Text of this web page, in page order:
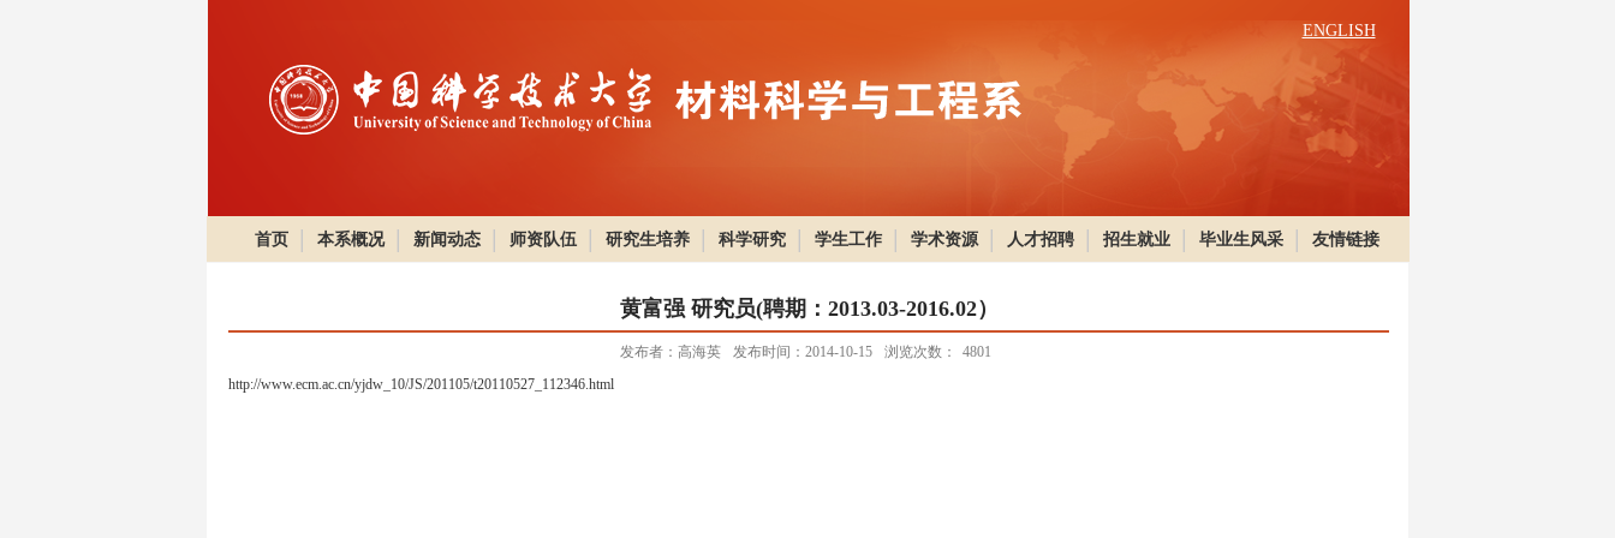
ENGLISH
首页 本系概况 新闻动态 师资队伍 研究生培养 科学研究 学生工作 学术资源 人才招聘 招生就业 毕业生风采 友情链接
黄富强 研究员(聘期：2013.03-2016.02）
发布者：高海英 发布时间：2014-10-15 浏览次数：
4801
http://www.ecm.ac.cn/yjdw_10/JS/201105/t20110527_112346.html